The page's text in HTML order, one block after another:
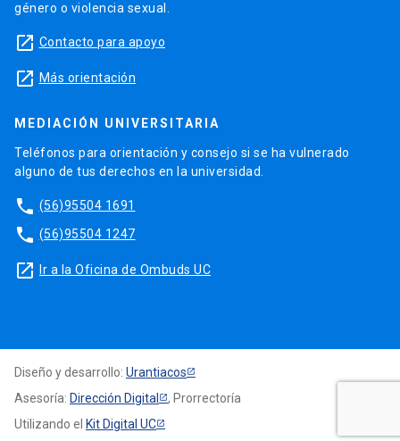
género o violencia sexual.
launch Contacto para apoyo
launch Más orientación
MEDIACIÓN UNIVERSITARIA
Teléfonos para orientación y consejo si se ha vulnerado
alguno de tus derechos en la universidad.
phone (56)95504 1691
phone (56)95504 1247
launch Ir a la Oficina de Ombuds UC
Diseño y desarrollo: Urantiacos
Asesoría: Dirección Digital
, Prorrectoría
Utilizando el Kit Digital UC